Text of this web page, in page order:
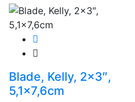
Blade, Kelly, 2×3″,
5,1×7,6cm